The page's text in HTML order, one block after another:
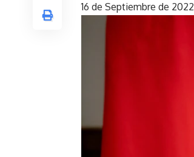
16 de Septiembre de 2022